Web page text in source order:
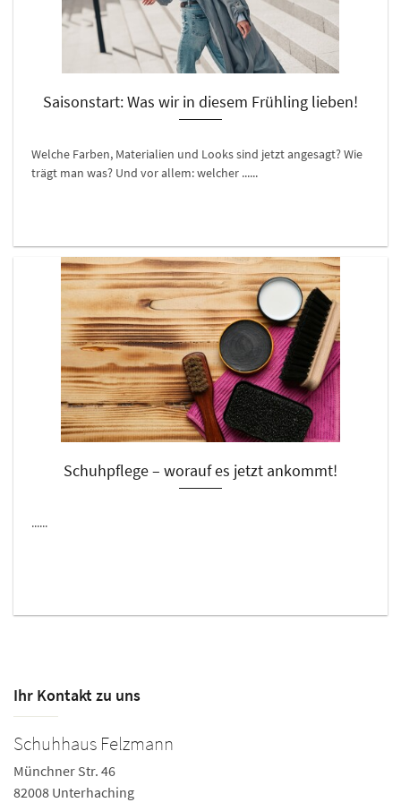
Saisonstart: Was wir in diesem Frühling lieben!
Welche Farben, Materialien und Looks sind jetzt angesagt? Wie
trägt man was? Und vor allem: welcher ......
Schuhpflege – worauf es jetzt ankommt!
......
Ihr Kontakt zu uns
Schuhhaus Felzmann
Münchner Str. 46
82008 Unterhaching